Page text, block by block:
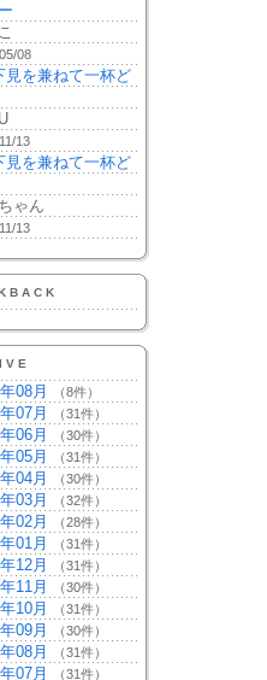
08
見を兼ねて一杯ど
13
見を兼ねて一杯ど
ゃん
13
08月 （8件）
07月 （31件）
06月 （30件）
05月 （31件）
04月 （30件）
03月 （32件）
02月 （28件）
01月 （31件）
12月 （31件）
11月 （30件）
10月 （31件）
09月 （30件）
08月 （31件）
07月 （31件）